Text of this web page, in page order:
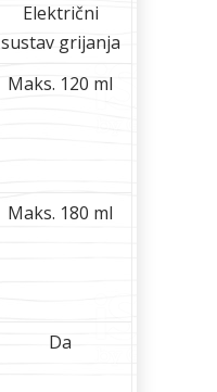
Električni
sustav grijanja
Maks. 120 ml
Maks. 180 ml
Da